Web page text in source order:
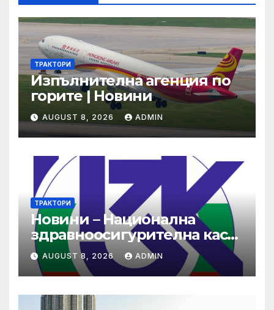
ТРАКТОРИ
Изпълнителна агенция по
горите | Новини
AUGUST 8, 2026 ADMIN
ТРАКТОРИ
Новини – Национална
здравноосигурителна каса
(НЗОК)
AUGUST 8, 2026 ADMIN